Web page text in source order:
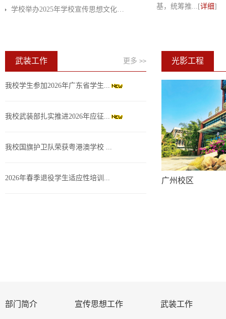
学校举办2025年学校宣传思想文化…
基，统筹推...[详细]
武装工作 更多 >>
我校学生参加2026年广东省学生...
我校武装部扎实推进2026年应征...
我校国旗护卫队荣获粤港澳学校 ...
2026年春季退役学生适应性培训...
光影工程
广州校区
部门简介 宣传思想工作 武装工作